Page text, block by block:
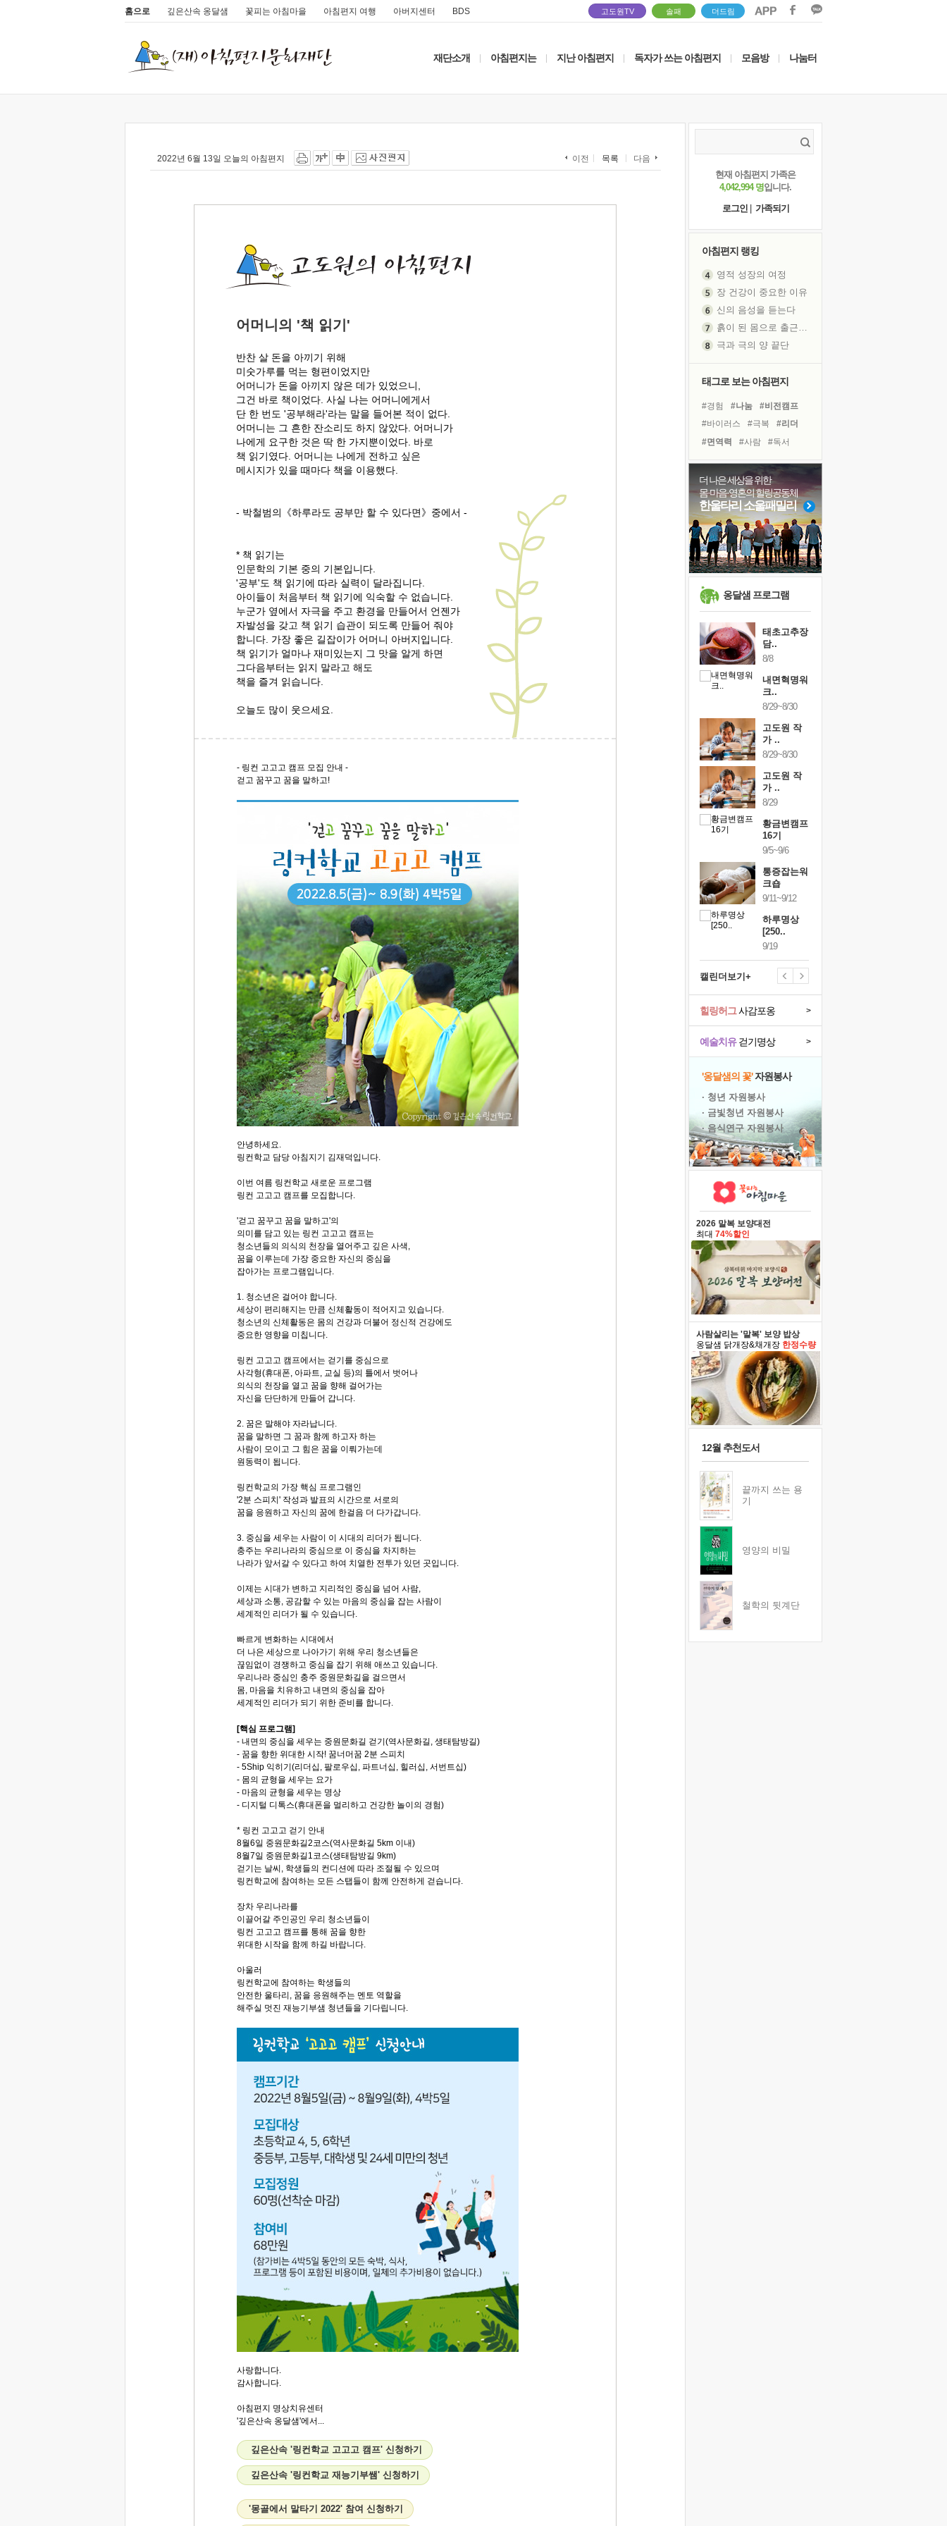
홈으로 깊은산속 옹달샘 꽃피는 아침마을 아침편지 여행 아버지센터 BDS 고도원TV 솔패 더드림
재단소개 아침편지는 지난 아침편지 독자가 쓰는 아침편지 모음방 나눔터
2022년 6월 13일 오늘의 아침편지 이전 목록 다음
어머니의 '책 읽기'
반찬 살 돈을 아끼기 위해
미숫가루를 먹는 형편이었지만
어머니가 돈을 아끼지 않은 데가 있었으니,
그건 바로 책이었다. 사실 나는 어머니에게서
단 한 번도 '공부해라'라는 말을 들어본 적이 없다.
어머니는 그 흔한 잔소리도 하지 않았다. 어머니가
나에게 요구한 것은 딱 한 가지뿐이었다. 바로
책 읽기였다. 어머니는 나에게 전하고 싶은
메시지가 있을 때마다 책을 이용했다.
- 박철범의《하루라도 공부만 할 수 있다면》중에서 -
* 책 읽기는
인문학의 기본 중의 기본입니다.
'공부'도 책 읽기에 따라 실력이 달라집니다.
아이들이 처음부터 책 읽기에 익숙할 수 없습니다.
누군가 옆에서 자극을 주고 환경을 만들어서 언젠가
자발성을 갖고 책 읽기 습관이 되도록 만들어 줘야
합니다. 가장 좋은 길잡이가 어머니 아버지입니다.
책 읽기가 얼마나 재미있는지 그 맛을 알게 하면
그다음부터는 읽지 말라고 해도
책을 즐겨 읽습니다.
오늘도 많이 웃으세요.
- 링컨 고고고 캠프 모집 안내 -
걷고 꿈꾸고 꿈을 말하고!
안녕하세요.
링컨학교 담당 아침지기 김재덕입니다.
이번 여름 링컨학교 새로운 프로그램
링컨 고고고 캠프를 모집합니다.
'걷고 꿈꾸고 꿈을 말하고'의
의미를 담고 있는 링컨 고고고 캠프는
청소년들의 의식의 천장을 열어주고 깊은 사색,
꿈을 이루는데 가장 중요한 자신의 중심을
잡아가는 프로그램입니다.
1. 청소년은 걸어야 합니다.
세상이 편리해지는 만큼 신체활동이 적어지고 있습니다.
청소년의 신체활동은 몸의 건강과 더불어 정신적 건강에도
중요한 영향을 미칩니다.
링컨 고고고 캠프에서는 걷기를 중심으로
사각형(휴대폰, 아파트, 교실 등)의 틀에서 벗어나
의식의 천장을 열고 꿈을 향해 걸어가는
자신을 단단하게 만들어 갑니다.
2. 꿈은 말해야 자라납니다.
꿈을 말하면 그 꿈과 함께 하고자 하는
사람이 모이고 그 힘은 꿈을 이뤄가는데
원동력이 됩니다.
링컨학교의 가장 핵심 프로그램인
'2분 스피치' 작성과 발표의 시간으로 서로의
꿈을 응원하고 자신의 꿈에 한걸음 더 다가갑니다.
3. 중심을 세우는 사람이 이 시대의 리더가 됩니다.
충주는 우리나라의 중심으로 이 중심을 차지하는
나라가 앞서갈 수 있다고 하여 치열한 전투가 있던 곳입니다.
이제는 시대가 변하고 지리적인 중심을 넘어 사람,
세상과 소통, 공감할 수 있는 마음의 중심을 잡는 사람이
세계적인 리더가 될 수 있습니다.
빠르게 변화하는 시대에서
더 나은 세상으로 나아가기 위해 우리 청소년들은
끊임없이 경쟁하고 중심을 잡기 위해 애쓰고 있습니다.
우리나라 중심인 충주 중원문화길을 걸으면서
몸, 마음을 치유하고 내면의 중심을 잡아
세계적인 리더가 되기 위한 준비를 합니다.
[핵심 프로그램]
- 내면의 중심을 세우는 중원문화길 걷기(역사문화길, 생태탐방길)
- 꿈을 향한 위대한 시작! 꿈너머꿈 2분 스피치
- 5Ship 익히기(리더십, 팔로우십, 파트너십, 힐러십, 서번트십)
- 몸의 균형을 세우는 요가
- 마음의 균형을 세우는 명상
- 디지털 디톡스(휴대폰을 멀리하고 건강한 놀이의 경험)
* 링컨 고고고 걷기 안내
8월6일 중원문화길2코스(역사문화길 5km 이내)
8월7일 중원문화길1코스(생태탐방길 9km)
걷기는 날씨, 학생들의 컨디션에 따라 조절될 수 있으며
링컨학교에 참여하는 모든 스탭들이 함께 안전하게 걷습니다.
장차 우리나라를
이끌어갈 주인공인 우리 청소년들이
링컨 고고고 캠프를 통해 꿈을 향한
위대한 시작을 함께 하길 바랍니다.
아울러
링컨학교에 참여하는 학생들의
안전한 울타리, 꿈을 응원해주는 멘토 역할을
해주실 멋진 재능기부샘 청년들을 기다립니다.
사랑합니다.
감사합니다.
아침편지 명상치유센터
'깊은산속 옹달샘'에서...
깊은산속 '링컨학교 고고고 캠프' 신청하기
깊은산속 '링컨학교 재능기부쌤' 신청하기
'몽골에서 말타기 2022' 참여 신청하기
현재 아침편지 가족은
4,042,994 명입니다.
로그인
가족되기
아침편지 랭킹
영적 성장의 여정
장 건강이 중요한 이유
신의 음성을 듣는다
흙이 된 몸으로 출근하는 여자
극과 극의 양 끝단
극심한 변비, 어깨결림, 수면 장애
보고 싶은 어머니
유년 시절의 부산 영도 바다
못된 꼰대들
거울 속의 나
희망이란
'모른다'는 것
귀를 열고 마음을 내어주고
태그로 보는 아침편지
#경험 #나눔
#비전캠프
#바이러스
#극복
#리더
#면역력
#사람
#독서
#계획
#힐링
#도움
#명상
#건강
#독서캠프
#유튜브
#삶
#친구
#희망
#아이들
#링컨학교
더 나은 세상을 위한
몸·마음·영혼의 힐링공동체
한울타리 소울패밀리
옹달샘 프로그램
태초고추장
담..
8/8
내면혁명워
크..
8/29~8/30
고도원 작
가 ..
8/29~8/30
고도원 작
가 ..
8/29
황금변캠프
16기
9/5~9/6
통증잡는워
크숍
9/11~9/12
하루명상
[250..
9/19
캘린더보기+
예술치유걷기명상 >
힐링허그사감포옹 >
'옹달샘의 꽃'자원봉사
· 청년 자원봉사
· 금빛청년 자원봉사
· 음식연구 자원봉사
2026 말복 보양대전
최대 74%할인
사람살리는 '말복' 보양 밥상
옹달샘 닭개장&채개장 한정수량
12월 추천도서
끝까지 쓰는 용
기
영양의 비밀
철학의 뒷계단